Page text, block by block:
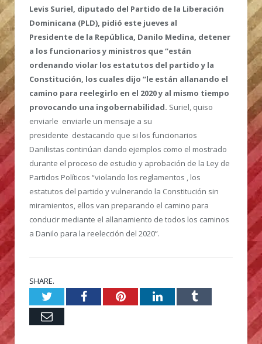
Levis Suriel, diputado del Partido de la Liberación
Dominicana (PLD), pidió este jueves al
Presidente de la República, Danilo Medina, detener
a los funcionarios y ministros que “están
ordenando violar los estatutos del partido y la
Constitución, los cuales dijo “le están allanando el
camino para reelegirlo en el 2020 y al mismo tiempo
provocando una ingobernabilidad. Suriel, quiso
enviarle enviarle un mensaje a su
presidente destacando que si los funcionarios
Danilistas continúan dando ejemplos como el mostrado
durante el proceso de estudio y aprobación de la Ley de
Partidos Políticos “violando los reglamentos , los
estatutos del partido y vulnerando la Constitución sin
miramientos, ellos van preparando el camino para
conducir mediante el allanamiento de todos los caminos
a Danilo para la reelección del 2020”.
SHARE.
TwitterFacebookPinterestLinkedInTumblr
Email